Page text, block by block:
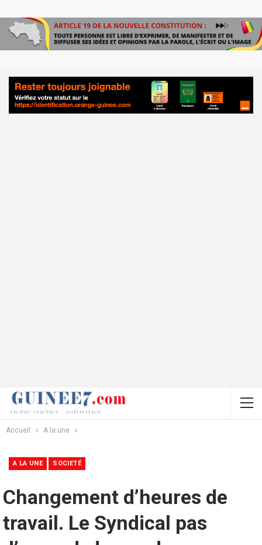
Accueil A la une
A LA UNE SOCIETÉ
Changement d’heures de
travail. Le Syndical pas